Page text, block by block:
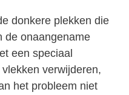
donkere plekken die
de onaangename
een speciaal
verwijderen,
het probleem niet